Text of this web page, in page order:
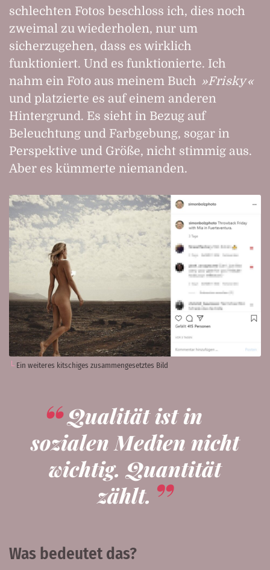
schlechten Fotos beschloss ich, dies noch
zweimal zu wiederholen, nur um
sicherzugehen, dass es wirklich
funktioniert. Und es funktionierte. Ich
nahm ein Foto aus meinem Buch
Frisky
und platzierte es auf einem anderen
Hintergrund. Es sieht in Bezug auf
Beleuchtung und Farbgebung, sogar in
Perspektive und Größe, nicht stimmig aus.
Aber es kümmerte niemanden.
Ein weiteres kitschiges zusammengesetztes Bild
Qualität ist in
sozialen Medien nicht
wichtig. Quantität
zählt.
Was bedeutet das?